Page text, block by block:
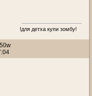
!для детха купи зомбу!